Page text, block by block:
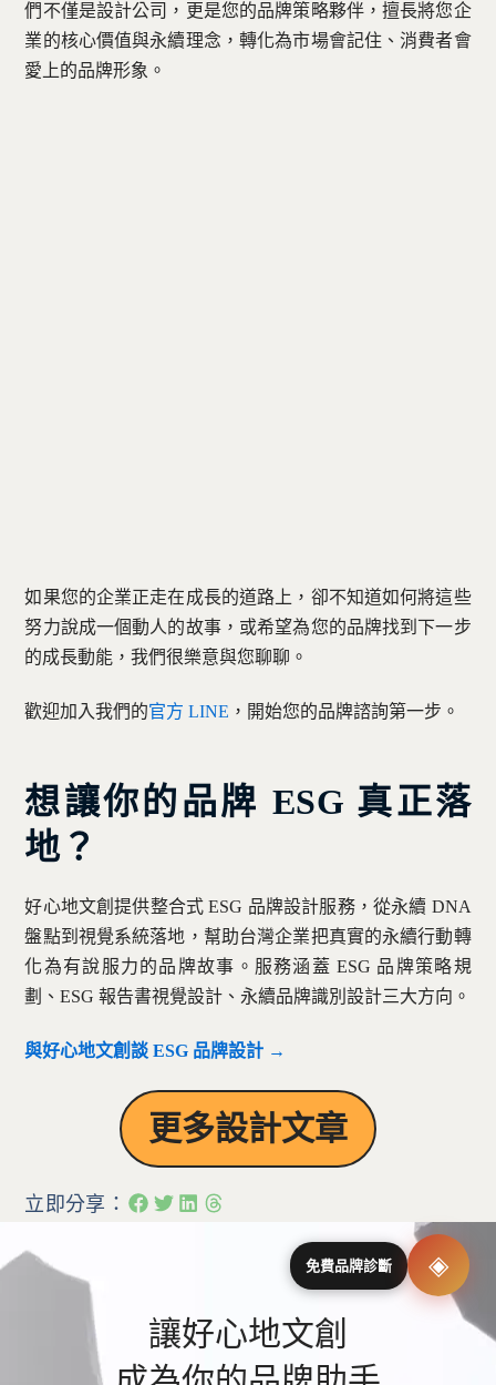
們不僅是設計公司，更是您的品牌策略夥伴，擅長將您企
業的核心價值與永續理念，轉化為市場會記住、消費者會
愛上的品牌形象。
如果您的企業正走在成長的道路上，卻不知道如何將這些
努力說成一個動人的故事，或希望為您的品牌找到下一步
的成長動能，我們很樂意與您聊聊。
歡迎加入我們的官方 LINE ，開始您的品牌諮詢第一步。
想讓你的品牌 ESG 真正落
地？
好心地文創提供整合式 ESG 品牌設計服務，從永續 DNA
盤點到視覺系統落地，幫助台灣企業把真實的永續行動轉
化為有說服力的品牌故事。服務涵蓋 ESG 品牌策略規
劃、ESG 報告書視覺設計、永續品牌識別設計三大方向。
與好心地文創談 ESG 品牌設計 →
更多設計文章
立即分享：
讓好心地文創
免費品牌診斷 ◈